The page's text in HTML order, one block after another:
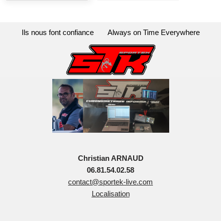
Ils nous font confiance Always on Time Everywhere
Christian ARNAUD
06.81.54.02.58
contact@sportek-live.com
Localisation